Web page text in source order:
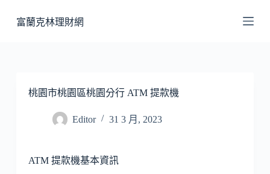
至
富蘭克林理財網
桃園市桃園區桃園分行 ATM 提款機
Editor 31 3 月, 2023
ATM 提款機基本資訊